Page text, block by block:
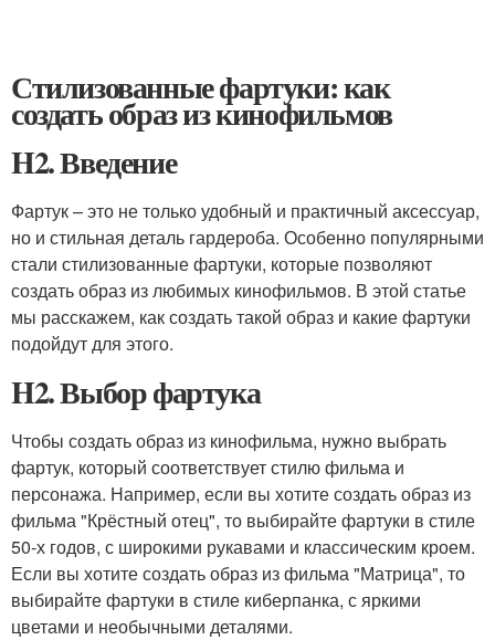
Стилизованные фартуки: как
создать образ из кинофильмов
H2. Введение
Фартук – это не только удобный и практичный аксессуар,
но и стильная деталь гардероба. Особенно популярными
стали стилизованные фартуки, которые позволяют
создать образ из любимых кинофильмов. В этой статье
мы расскажем, как создать такой образ и какие фартуки
подойдут для этого.
H2. Выбор фартука
Чтобы создать образ из кинофильма, нужно выбрать
фартук, который соответствует стилю фильма и
персонажа. Например, если вы хотите создать образ из
фильма "Крёстный отец", то выбирайте фартуки в стиле
50-х годов, с широкими рукавами и классическим кроем.
Если вы хотите создать образ из фильма "Матрица", то
выбирайте фартуки в стиле киберпанка, с яркими
цветами и необычными деталями.